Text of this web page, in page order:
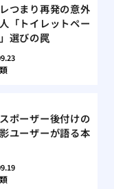
つまり再発の意外
「トイレットペー
選びの罠
ポーザー後付けの
ユーザーが語る本